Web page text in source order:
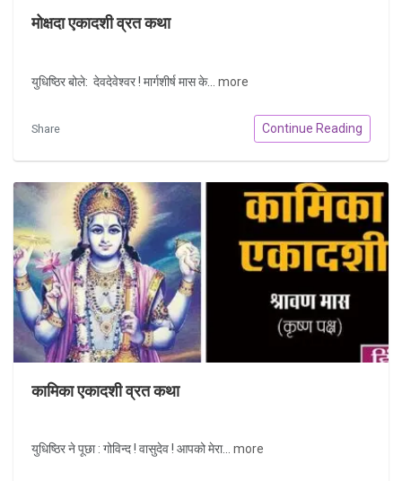
मोक्षदा एकादशी व्रत कथा
युधिष्ठिर बोले: देवदेवेश्वर ! मार्गशीर्ष मास के... more
Share Continue Reading
कामिका एकादशी व्रत कथा
युधिष्ठिर ने पूछा : गोविन्द ! वासुदेव ! आपको मेरा... more